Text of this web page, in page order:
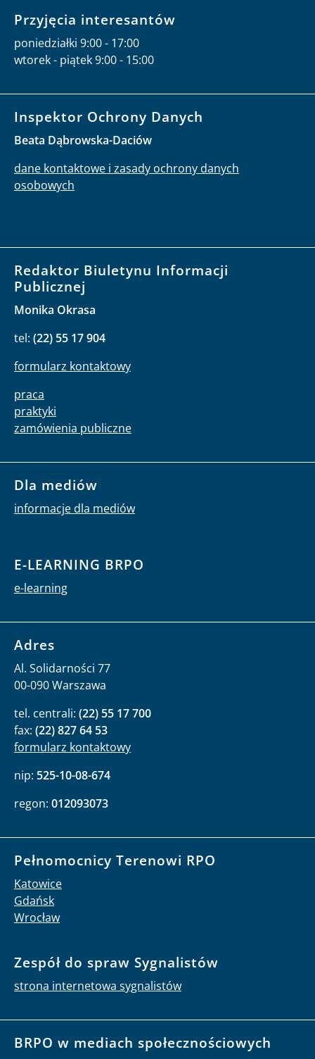
Przyjęcia interesantów
poniedziałki 9:00 - 17:00
wtorek - piątek 9:00 - 15:00
Inspektor Ochrony Danych
Beata Dąbrowska-Daciów
dane kontaktowe i zasady ochrony danych
osobowych
Redaktor Biuletynu Informacji
Publicznej
Monika Okrasa
tel: (22) 55 17 904
formularz kontaktowy
praca
praktyki
zamówienia publiczne
Dla mediów
informacje dla mediów
E-LEARNING BRPO
e-learning
Adres
Al. Solidarności 77
00-090 Warszawa
tel. centrali: (22) 55 17 700
fax: (22) 827 64 53
formularz kontaktowy
nip: 525-10-08-674
regon: 012093073
Pełnomocnicy Terenowi RPO
Katowice
Gdańsk
Wrocław
Zespół do spraw Sygnalistów
strona internetowa sygnalistów
BRPO w mediach społecznościowych